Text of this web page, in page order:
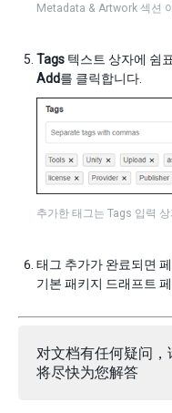
Metadata & Artwork 섹션
Tags 텍스트 상자에 쉼
Add를 클릭합니다.
추가한 태그는 Tags 입력
태그 추가가 완료되면
기본 패키지 드래프트
对文档有任何疑问，
将尽快为您解答